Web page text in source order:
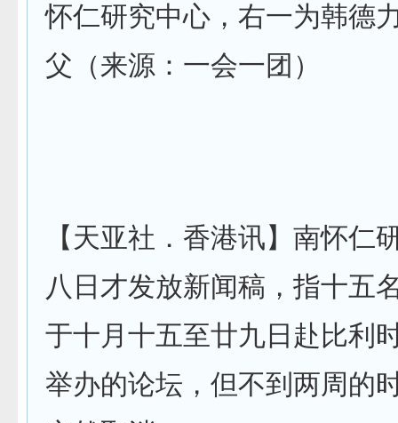
怀仁研究中心，右一为韩德
父（来源：一会一团）
【天亚社．香港讯】南怀仁
八日才发放新闻稿，指十五
于十月十五至廿九日赴比利
举办的论坛，但不到两周的